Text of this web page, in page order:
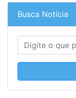
Busca Notícia